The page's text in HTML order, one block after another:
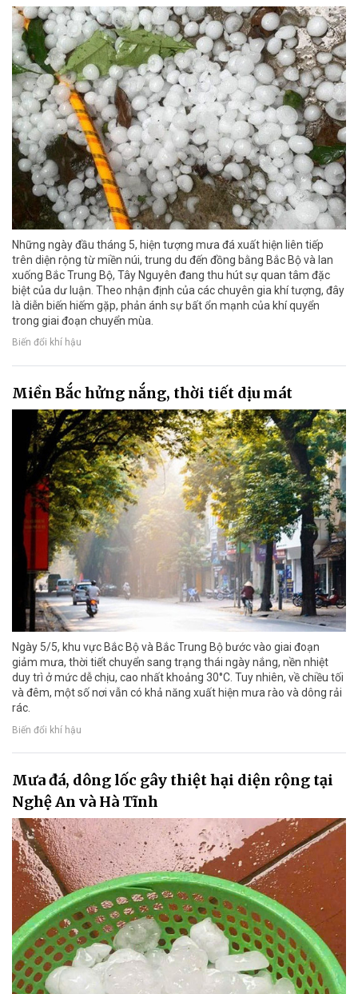
Những ngày đầu tháng 5, hiện tượng mưa đá xuất hiện liên tiếp
trên diện rộng từ miền núi, trung du đến đồng bằng Bắc Bộ và lan
xuống Bắc Trung Bộ, Tây Nguyên đang thu hút sự quan tâm đặc
biệt của dư luận. Theo nhận định của các chuyên gia khí tượng, đây
là diễn biến hiếm gặp, phản ánh sự bất ổn mạnh của khí quyển
trong giai đoạn chuyển mùa.
Biến đổi khí hậu
Miền Bắc hửng nắng, thời tiết dịu mát
Ngày 5/5, khu vực Bắc Bộ và Bắc Trung Bộ bước vào giai đoạn
giảm mưa, thời tiết chuyển sang trạng thái ngày nắng, nền nhiệt
duy trì ở mức dễ chịu, cao nhất khoảng 30°C. Tuy nhiên, về chiều tối
và đêm, một số nơi vẫn có khả năng xuất hiện mưa rào và dông rải
rác.
Biến đổi khí hậu
Mưa đá, dông lốc gây thiệt hại diện rộng tại
Nghệ An và Hà Tĩnh